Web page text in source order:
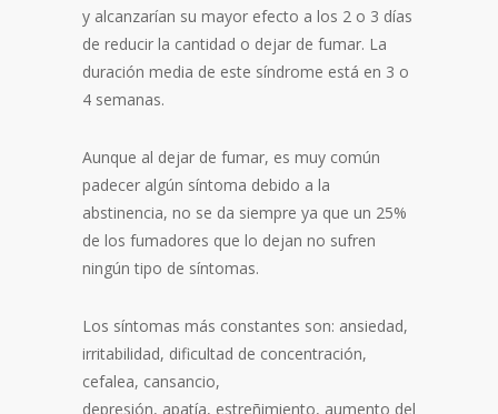
y alcanzarían su mayor efecto a los 2 o 3 días
de reducir la cantidad o dejar de fumar. La
duración media de este síndrome está en 3 o
4 semanas.
Aunque al dejar de fumar, es muy común
padecer algún síntoma debido a la
abstinencia, no se da siempre ya que un 25%
de los fumadores que lo dejan no sufren
ningún tipo de síntomas.
Los síntomas más constantes son: ansiedad,
irritabilidad, dificultad de concentración,
cefalea, cansancio,
depresión, apatía, estreñimiento, aumento del